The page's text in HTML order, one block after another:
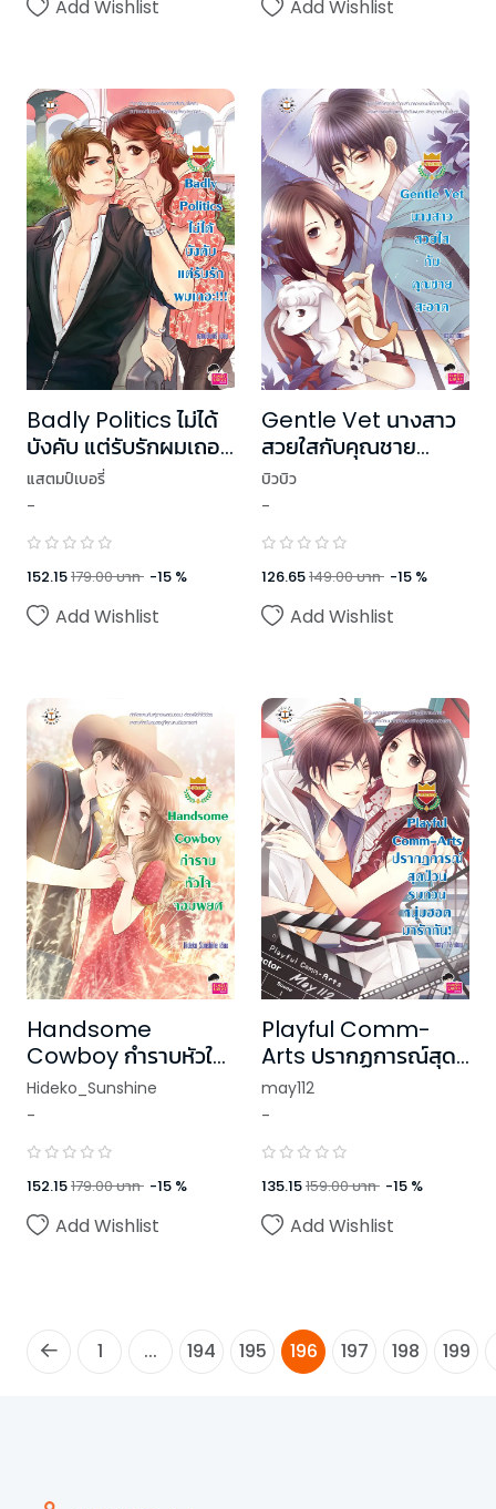
Add Wishlist Add Wishlist
Badly Politics ไม่ได้
บังคับ แต่รับรักผมเถอะ
ชุด U Prince
แสตมป์เบอรี่
-
152.15179.00บาท -15 %
Add Wishlist
Gentle Vet นางสาว
สวยใสกับคุณชาย
สะอาด ชุด U Prince
บิวบิว
-
126.65149.00บาท -15 %
Add Wishlist
Handsome
Cowboy กำราบหัวใจ
จอมพยศ ชุด U
Prince
Hideko_Sunshine
-
152.15179.00บาท -15 %
Add Wishlist
Playful Comm-
Arts ปรากฏการณ์สุด
ป่วน รบกวนหนุ่มฮอต
มารักกัน! ชุด U Prince
may112
-
135.15159.00บาท -15 %
Add Wishlist
1 ... 194 195 196 197 198 199